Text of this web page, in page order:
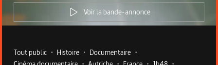
Voir la bande-annonce
Metadata du programme
Tout public • Histoire • Documentaire •